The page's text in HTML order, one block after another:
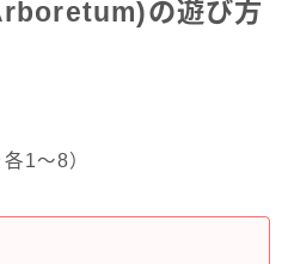
の遊び方
1～8）